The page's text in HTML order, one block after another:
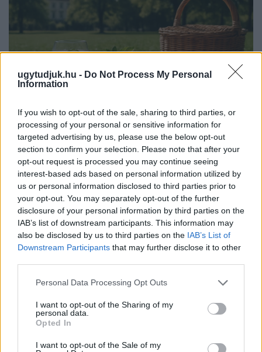
ugytudjuk.hu - Do Not Process My Personal
Information
If you wish to opt-out of the sale, sharing to third parties, or
processing of your personal or sensitive information for
targeted advertising by us, please use the below opt-out
section to confirm your selection. Please note that after your
opt-out request is processed you may continue seeing
interest-based ads based on personal information utilized by
us or personal information disclosed to third parties prior to
your opt-out. You may separately opt-out of the further
disclosure of your personal information by third parties on the
IAB’s list of downstream participants. This information may
also be disclosed by us to third parties on the IAB’s List of
Downstream Participants that may further disclose it to other
Please note that this website/app uses one or more Google
not limited to your visit or usage behaviour. You may click to
grant or deny consent to Google and its third-party tags to
use your data for below specified purposes in below Google
consent section.
Personal Data Processing Opt Outs
I want to opt-out of the Sharing of my
personal data.
Opted In
I want to opt-out of the Sale of my
PIKNIK ITALOK: ÍZEK ÉS ÉLMÉNYEK A SZABADBAN
Ahogy tavaszodik és a nap egyre tovább marad velünk, sokaknak
támad kedve kirándulni a természetbe.
Szólj hozzá!